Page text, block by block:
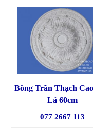
Bông Trần Thạch
Lá 60cm
077 2667 113